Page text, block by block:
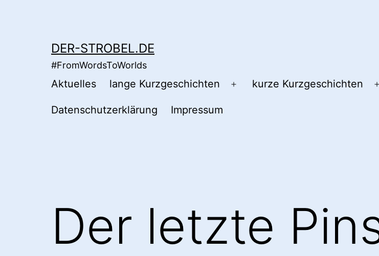
DER-STROBEL.DE
#FromWordsToWorlds
Aktuelles lange Kurzgeschichten
Menü
kurze Kurzgeschichten
Datenschutzerklärung Impressum
Der letzte